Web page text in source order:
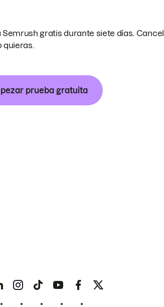
Semrush gratis durante siete días.
quieras.
prueba gratuita